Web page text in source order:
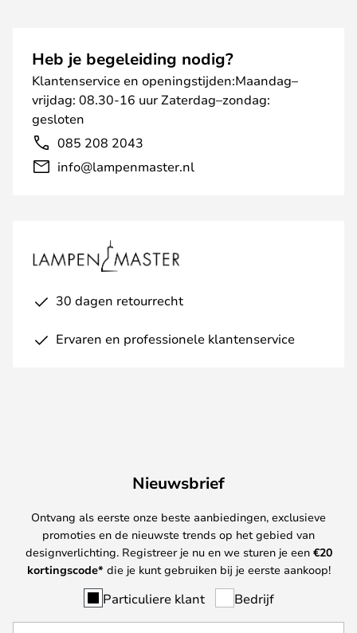
Heb je begeleiding nodig?
Klantenservice en openingstijden:Maandag–
vrijdag: 08.30-16 uur Zaterdag–zondag:
gesloten
085 208 2043
info@lampenmaster.nl
30 dagen retourrecht
Ervaren en professionele klantenservice
Nieuwsbrief
Ontvang als eerste onze beste aanbiedingen, exclusieve
promoties en de nieuwste trends op het gebied van
designverlichting. Registreer je nu en we sturen je een €20
kortingscode* die je kunt gebruiken bij je eerste aankoop!
Particuliere klant Bedrijf